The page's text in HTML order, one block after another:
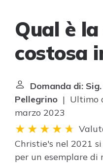
Qual è
costosa
Domanda di:
Pellegrino | Ultimo
marzo 2023
Christie's nel 2021
per un esemplare